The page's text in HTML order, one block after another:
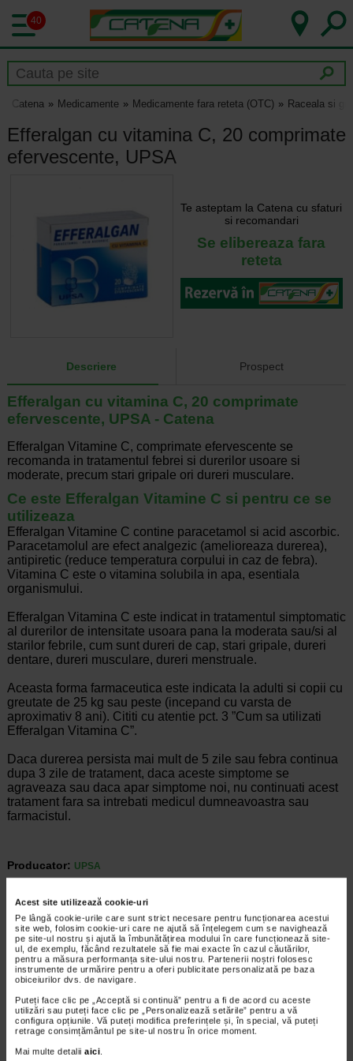
Acest site utilizează cookie-uri
Pe lângă cookie-urile care sunt strict necesare pentru funcționarea acestui
site web, folosim cookie-uri care ne ajută să înțelegem cum se navighează
pe site-ul nostru și ajută la îmbunătățirea modului în care funcționează site-
ul, de exemplu, făcând rezultatele să fie mai exacte în cazul căutărilor,
pentru a măsura performanța site-ului nostru. Partenerii noștri folosesc
instrumente de urmărire pentru a oferi publicitate personalizată pe baza
obiceiurilor dvs. de navigare.
Puteți face clic pe „Acceptă si continuă” pentru a fi de acord cu aceste
utilizări sau puteți face clic pe „Personalizează setările” pentru a vă
configura opțiunile. Vă puteți modifica preferințele și, în special, vă puteți
retrage consimțământul pe site-ul nostru în orice moment.
Mai multe detalii aici.
40
Catena Medicamente Medicamente fara reteta (OTC) Raceala si
Efferalgan cu vitamina C, 20 comprimate
efervescente, UPSA
Te asteptam la Catena cu sfaturi
si recomandari
Se elibereaza fara
reteta
Descriere Prospect
Efferalgan cu vitamina C, 20 comprimate
efervescente, UPSA - Catena
Efferalgan Vitamine C, comprimate efervescente se
recomanda in tratamentul febrei si durerilor usoare si
moderate, precum stari gripale ori dureri musculare.
Ce este Efferalgan Vitamine C si pentru ce se
utilizeaza
Efferalgan Vitamine C contine paracetamol si acid ascorbic.
Paracetamolul are efect analgezic (amelioreaza durerea),
antipiretic (reduce temperatura corpului in caz de febra).
Vitamina C este o vitamina solubila in apa, esentiala
organismului.
Efferalgan Vitamina C este indicat in tratamentul simptomatic
al durerilor de intensitate usoara pana la moderata sau/si al
starilor febrile, cum sunt dureri de cap, stari gripale, dureri
dentare, dureri musculare, dureri menstruale.
Aceasta forma farmaceutica este indicata la adulti si copii cu
greutate de 25 kg sau peste (incepand cu varsta de
aproximativ 8 ani). Cititi cu atentie pct. 3 ”Cum sa utilizati
Efferalgan Vitamina C”.
Daca durerea persista mai mult de 5 zile sau febra continua
dupa 3 zile de tratament, daca aceste simptome se
agraveaza sau daca apar simptome noi, nu continuati acest
tratament fara sa intrebati medicul dumneavoastra sau
farmacistul.
Producator: UPSA
ARTICOLE RECOMANDATE
Febra la adulti si cauzele ei
Boli infectioase
Febra reprezinta cresterea anormala a
temperaturii corpului peste limitele normale,
de cele mai multe ori ca raspuns la o
infectie sau inflamatie. Este un mecanism
de aparare al organismului, nu o boala…
Timp de citire:6 minute, 28 secunde